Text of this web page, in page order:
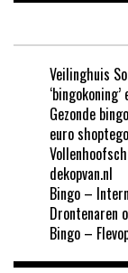
Veilinghuis
Gezonde
euro
dekopvan.nl
Bingo –
Drontenaren
Bingo –